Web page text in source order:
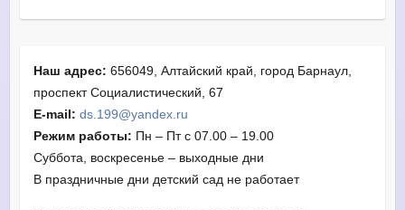
Наш адрес: 656049, Алтайский край, город Барнаул,
проспект Социалистический, 67
E-mail: ds.199@yandex.ru
Режим работы: Пн – Пт с 07.00 – 19.00
Суббота, воскресенье – выходные дни
В праздничные дни детский сад не работает